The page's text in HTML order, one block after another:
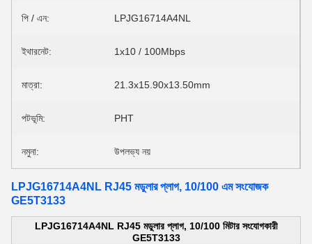
পি / এন: LPJG16714A4NL
ইথারনেট: 1x10 / 100Mbps
মাত্রা: 21.3x15.90x13.50mm
পটভূমি: PHT
নমুনা: উপলভ্য নয়
LPJG16714A4NL RJ45 মডুলার প্লাগ, 10/100 এম সংযোজক
GE5T3133
LPJG16714A4NL RJ45 মডুলার প্লাগ, 10/100 মিটার সংযোগকারী
GE5T3133